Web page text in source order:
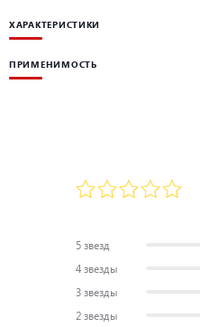
ХАРАКТЕРИСТИКИ
ПРИМЕНИМОСТЬ
5 звезд
4 звезды
3 звезды
2 звезды